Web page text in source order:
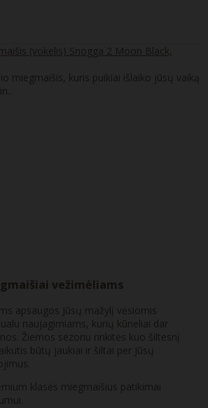
(vokelis) Snogga 2 Moon Black,
miegmaišis, kuris puikiai išlaiko jūsų vaiką
vežimėliams
apsaugos Jūsų mažylį vėsiomis
naujagimiams, kurių kūneliai dar
Žiemos sezonu rinkitės kuo šiltesnį
būtų jaukiai ir šiltai per Jūsų
klasės miegmaišius patikimai